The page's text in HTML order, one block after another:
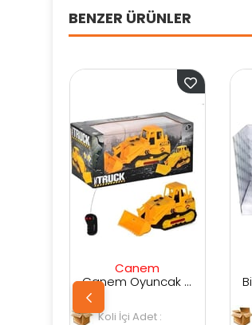
BENZER ÜRÜNLER
Canem Oyuncak Uzaktan Kumandalı İleri Geri Dozer
Birlik Oyuncak Full Foksiyonlu Canavar Kamyon 13 Cm 1:22 USB Şarjlı 588-21A
Koli İçi Adet :